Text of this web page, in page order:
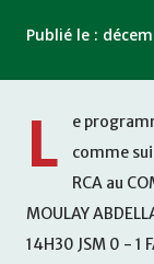
Publié le :
L
e
comme
RCA au
MOULAY
14H30 JSM 0 - 1